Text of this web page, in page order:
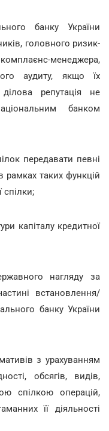
банку України
головного ризик-
менеджера,
аудиту, якщо їх
репутація не
банком
передавати певні
рамках таких функцій
спілки;
капіталу кредитної
нагляду за
встановлення/
банку України
з урахуванням
обсягів, видів,
спілкою операцій,
її діяльності